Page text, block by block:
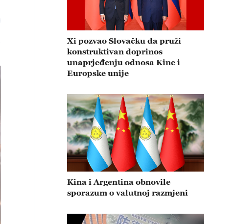
Xi pozvao Slovačku da pruži
konstruktivan doprinos
unaprjeđenju odnosa Kine i
Europske unije
Kina i Argentina obnovile
sporazum o valutnoj razmjeni